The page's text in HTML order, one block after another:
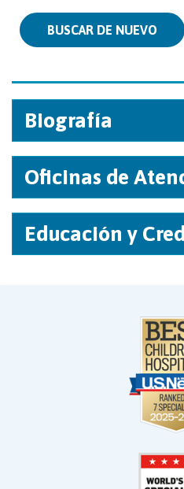
BUSCAR DE NUEVO
Biografía
Oficinas de
Educación y